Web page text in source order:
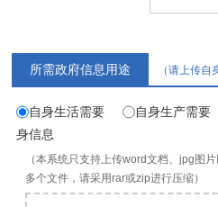
所需政府信息用途 （请上传自
自身生活需要 自身生产需要
身信息
（本系统只支持上传word文档、jpg图
多个文件，请采用rar或zip进行压缩）